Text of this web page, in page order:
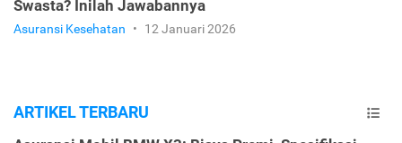
Swasta? Inilah Jawabannya
Asuransi Kesehatan • 12 Januari 2026
ARTIKEL TERBARU